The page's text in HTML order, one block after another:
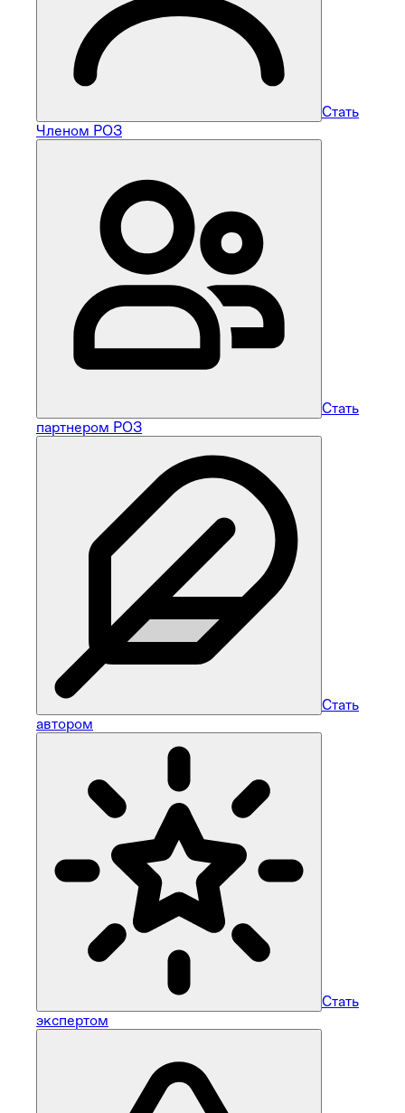
Стать
Членом РОЗ
Стать
партнером РОЗ
Стать
автором
Стать
экспертом